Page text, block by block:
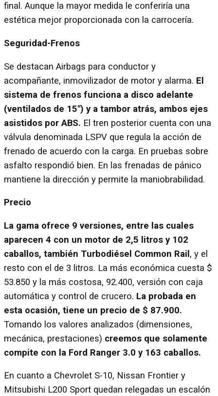
final. Aunque la mayor medida le conferiría una
estética mejor proporcionada con la carrocería.
Seguridad-Frenos
Se destacan Airbags para conductor y
acompañante, inmovilizador de motor y alarma. El
sistema de frenos funciona a disco adelante
(ventilados de 15") y a tambor atrás, ambos ejes
asistidos por ABS. El tren posterior cuenta con una
válvula denominada LSPV que regula la acción de
frenado de acuerdo con la carga. En pruebas sobre
asfalto respondió bien. En las frenadas de pánico
mantiene la dirección y permite la maniobrabilidad.
Precio
La gama ofrece 9 versiones, entre las cuales
aparecen 4 con un motor de 2,5 litros y 102
caballos, también Turbodiésel Common Rail, y el
resto con el de 3 litros. La más económica cuesta $
53.850 y la más costosa, 92.400, versión con caja
automática y control de crucero. La probada en
esta ocasión, tiene un precio de $ 87.900.
Tomando los valores analizados (dimensiones,
mecánica, prestaciones) creemos que solamente
compite con la Ford Ranger 3.0 y 163 caballos.
En cuanto a Chevrolet S-10, Nissan Frontier y
Mitsubishi L200 Sport quedan relegadas un escalón